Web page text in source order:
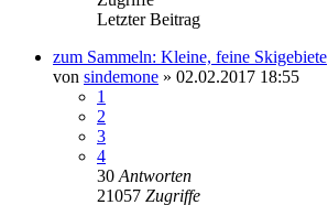
Letzter Beitrag
zum Sammeln: Kleine, feine Skigebiete
von sindemone » 02.02.2017 18:55
1
2
3
4
30 Antworten
21057 Zugriffe